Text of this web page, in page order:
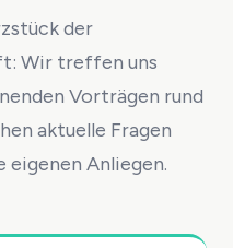
der
Wir treffen uns
Vorträgen rund
aktuelle Fragen
eigenen Anliegen.